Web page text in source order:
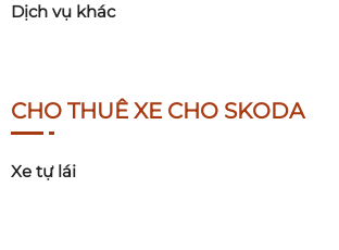
Dịch vụ khác
CHO THUÊ XE CHO SKODA
Xe tự lái